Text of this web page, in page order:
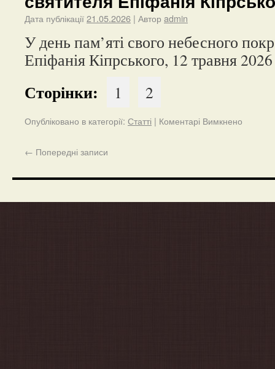
Дата публікації21.05.2026 | Автор admin
У день пам’яті свого небесного
Епіфанія Кіпрського, 12 травня
Сторінки: 1 2
Опубліковано в категорії: Статті | Коментарі Вимкнено
← Попередні записи